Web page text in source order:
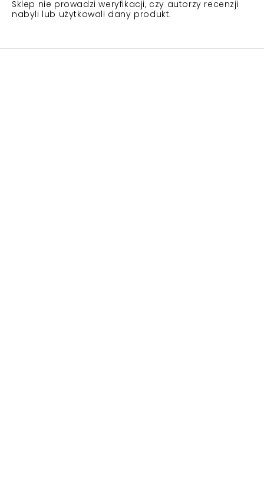
Sklep nie prowadzi weryfikacji, czy autorzy recenzji
nabyli lub użytkowali dany produkt.